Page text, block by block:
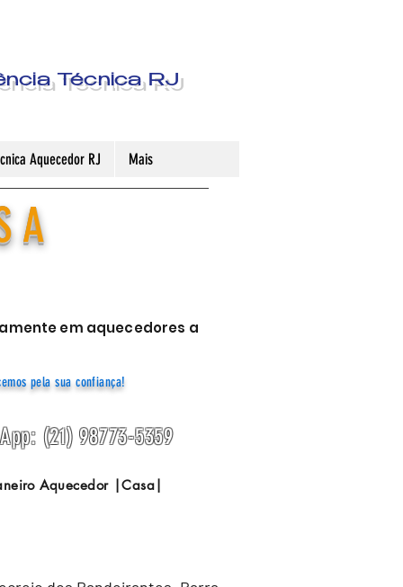
Técnica RJ
Aquecedor RJ Mais
A
em aquecedores a
pela sua confiança!
(21) 98773-5359
Aquecedor |Casa|